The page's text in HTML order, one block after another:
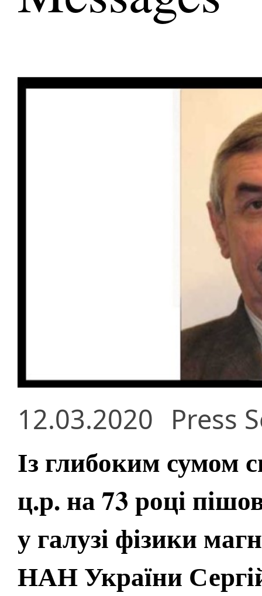
12.03.2020 Press
Із глибоким сумом
ц.р. на 73 році
у галузі фізики
НАН України